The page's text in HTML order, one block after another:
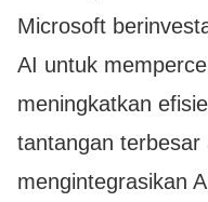
Microsoft
AI untuk
meningkatkan
tantangan terbesar
mengintegrasikan